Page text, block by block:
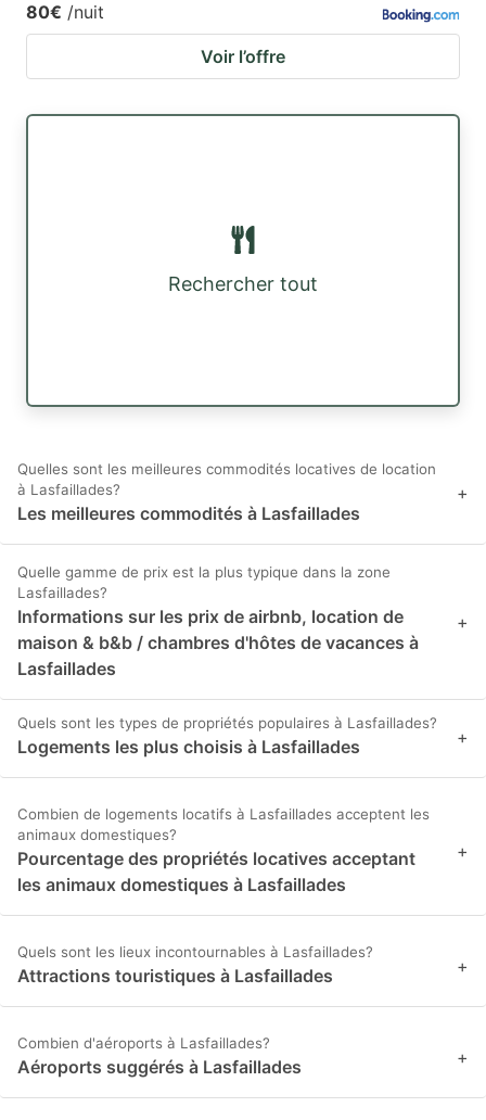
80€ /nuit
Voir l’offre
Rechercher tout
Quelles sont les meilleures commodités locatives de location
à Lasfaillades?
Les meilleures commodités à Lasfaillades
+
Quelle gamme de prix est la plus typique dans la zone
Lasfaillades?
Informations sur les prix de airbnb, location de
maison & b&b / chambres d'hôtes de vacances à
Lasfaillades
+
Quels sont les types de propriétés populaires à Lasfaillades?
Logements les plus choisis à Lasfaillades +
Combien de logements locatifs à Lasfaillades acceptent les
animaux domestiques?
Pourcentage des propriétés locatives acceptant
les animaux domestiques à Lasfaillades
+
Quels sont les lieux incontournables à Lasfaillades?
Attractions touristiques à Lasfaillades +
Combien d'aéroports à Lasfaillades?
Aéroports suggérés à Lasfaillades +